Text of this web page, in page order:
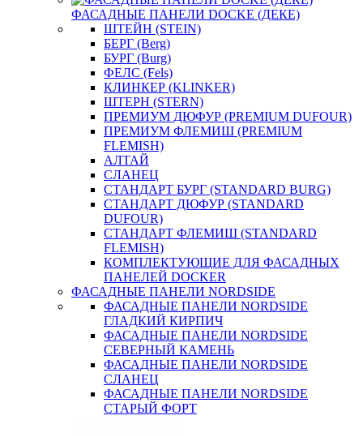
ФАСАДНЫЕ ПАНЕЛИ DOCKE (ДЕКЕ)
ШТЕЙН (STEIN)
БЕРГ (Berg)
БУРГ (Burg)
ФЕЛС (Fels)
КЛИНКЕР (KLINKER)
ШТЕРН (STERN)
ПРЕМИУМ ДЮФУР (PREMIUM DUFOUR)
ПРЕМИУМ ФЛЕМИШ (PREMIUM
FLEMISH)
АЛТАЙ
СЛАНЕЦ
СТАНДАРТ БУРГ (STANDARD BURG)
СТАНДАРТ ДЮФУР (STANDARD
DUFOUR)
СТАНДАРТ ФЛЕМИШ (STANDARD
FLEMISH)
КОМПЛЕКТУЮЩИЕ ДЛЯ ФАСАДНЫХ
ПАНЕЛЕЙ DOCKER
ФАСАДНЫЕ ПАНЕЛИ NORDSIDE
ФАСАДНЫЕ ПАНЕЛИ NORDSIDE
ГЛАДКИЙ КИРПИЧ
ФАСАДНЫЕ ПАНЕЛИ NORDSIDE
СЕВЕРНЫЙ КАМЕНЬ
ФАСАДНЫЕ ПАНЕЛИ NORDSIDE
СЛАНЕЦ
ФАСАДНЫЕ ПАНЕЛИ NORDSIDE
СТАРЫЙ ФОРТ